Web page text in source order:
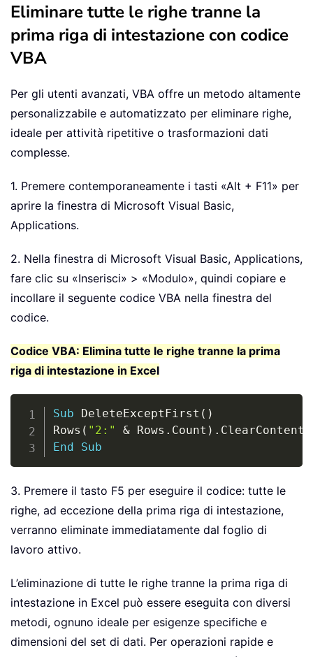
Eliminare tutte le righe tranne la
prima riga di intestazione con codice
VBA
Per gli utenti avanzati, VBA offre un metodo altamente
personalizzabile e automatizzato per eliminare righe,
ideale per attività ripetitive o trasformazioni dati
complesse.
1. Premere contemporaneamente i tasti «Alt + F11» per
aprire la finestra di Microsoft Visual Basic,
Applications.
2. Nella finestra di Microsoft Visual Basic, Applications,
fare clic su «Inserisci» > «Modulo», quindi copiare e
incollare il seguente codice VBA nella finestra del
codice.
Codice VBA: Elimina tutte le righe tranne la prima
riga di intestazione in Excel
Sub DeleteExceptFirst ( )
Rows ( "2:" & Rows . Count ) .
End
Sub
3. Premere il tasto F5 per eseguire il codice: tutte le
righe, ad eccezione della prima riga di intestazione,
verranno eliminate immediatamente dal foglio di
lavoro attivo.
L’eliminazione di tutte le righe tranne la prima riga di
intestazione in Excel può essere eseguita con diversi
metodi, ognuno ideale per esigenze specifiche e
dimensioni del set di dati. Per operazioni rapide e